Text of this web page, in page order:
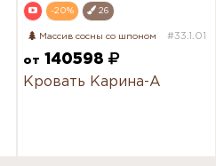
-20% 26
Массив сосны со шпоном #33.1.01
от
140598
Кровать Карина-А